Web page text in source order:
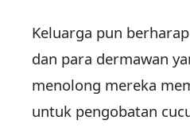
Keluarga pun
dan para dermawan
menolong mereka
untuk pengobatan